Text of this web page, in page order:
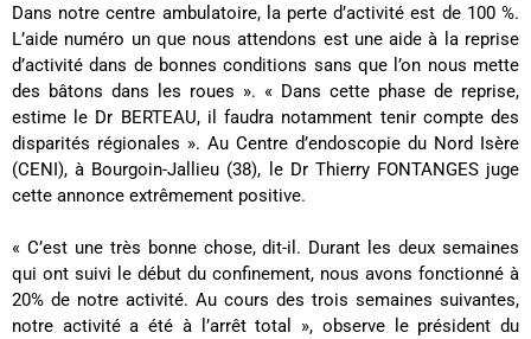
Dans notre centre ambulatoire, la perte d’activité est de 100 %.
L’aide numéro un que nous attendons est une aide à la reprise
d’activité dans de bonnes conditions sans que l’on nous mette
des bâtons dans les roues ». « Dans cette phase de reprise,
estime le Dr BERTEAU, il faudra notamment tenir compte des
disparités régionales ». Au Centre d’endoscopie du Nord Isère
(CENI), à Bourgoin-Jallieu (38), le Dr Thierry FONTANGES juge
cette annonce extrêmement positive.
« C’est une très bonne chose, dit-il. Durant les deux semaines
qui ont suivi le début du confinement, nous avons fonctionné à
20% de notre activité. Au cours des trois semaines suivantes,
notre activité a été à l’arrêt total », observe le président du